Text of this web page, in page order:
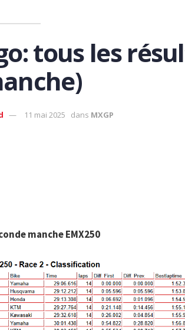
tous les
11 mai 2025 dans MXGP
manche EMX250